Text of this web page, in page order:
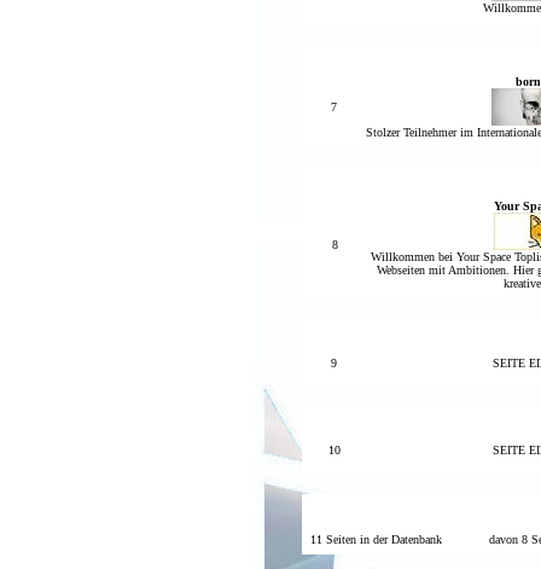
7
Stolzer Teilnehmer im
8
Your
Willkommen bei Your Space
Webseiten mit Ambitionen. Hier
9 SEITE
10 SEITE
11 Seiten in der Datenbank davon 8